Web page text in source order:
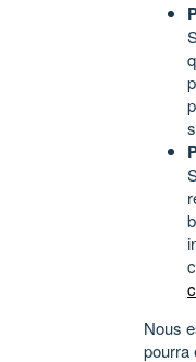
Nous
pourra